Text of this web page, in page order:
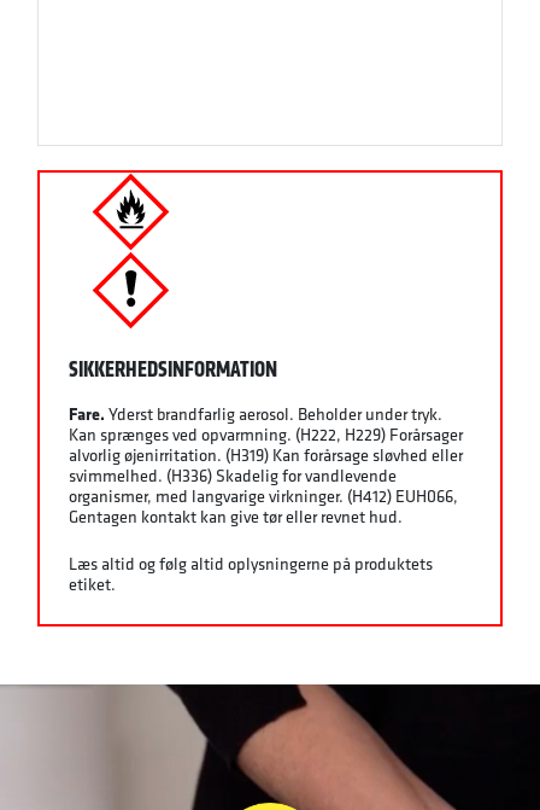
SIKKERHEDSINFORMATION
Fare. Yderst brandfarlig aerosol. Beholder under tryk.
Kan sprænges ved opvarmning. (H222, H229) Forårsager
alvorlig øjenirritation. (H319) Kan forårsage sløvhed eller
svimmelhed. (H336) Skadelig for vandlevende
organismer, med langvarige virkninger. (H412) EUH066,
Gentagen kontakt kan give tør eller revnet hud.
Læs altid og følg altid oplysningerne på produktets
etiket.